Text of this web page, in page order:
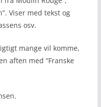
Viser med tekst og
osv.
mange vil komme,
aften med “Franske